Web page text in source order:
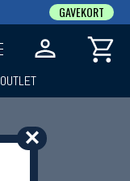
✕
GAVEKORT
OUTLET